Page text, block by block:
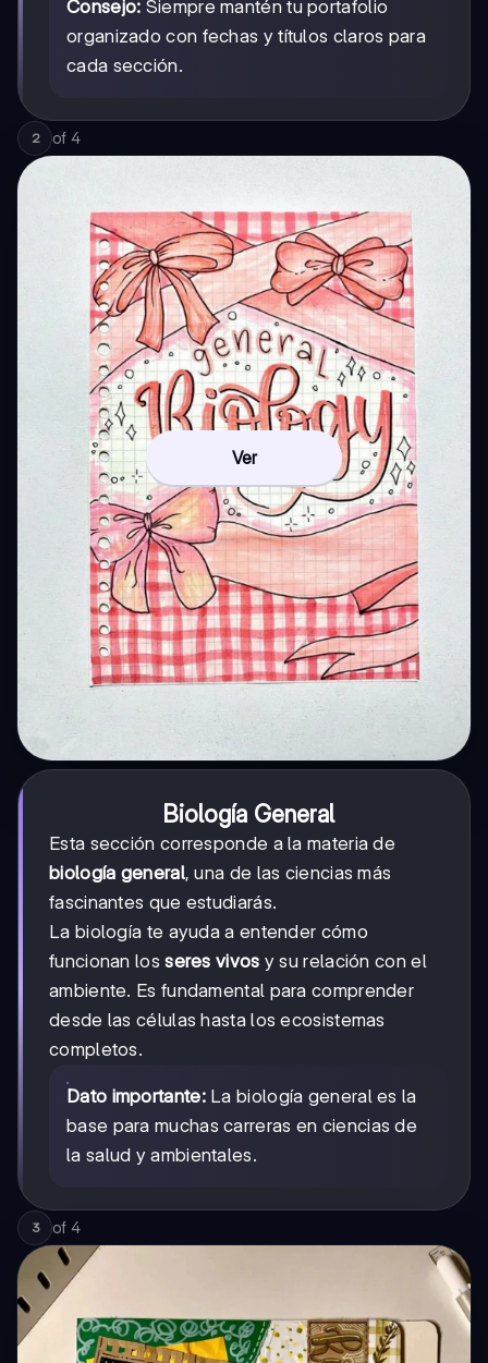
Consejo: Siempre mantén tu portafolio
organizado con fechas y títulos claros para
cada sección.
2 of 4
Ver
Biología General
Esta sección corresponde a la materia de
biología general, una de las ciencias más
fascinantes que estudiarás.
La biología te ayuda a entender cómo
funcionan losseres vivos y su relación con el
ambiente. Es fundamental para comprender
desde las células hasta los ecosistemas
completos.
Dato importante:La biología general es la
base para muchas carreras en ciencias de
la salud y ambientales.
3 of 4